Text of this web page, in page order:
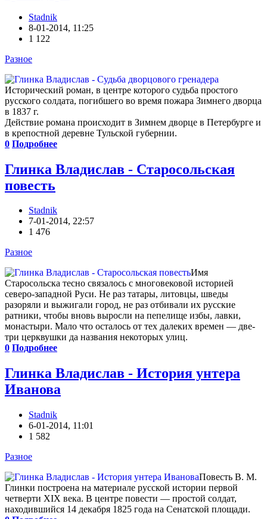
Stadnik
8-01-2014, 11:25
1 122
Разное
Исторический роман, в центре которого судьба простого
русского солдата, погибшего во время пожара Зимнего дворца
в 1837 г.
Действие романа происходит в Зимнем дворце в Петербурге и
в крепостной деревне Тульской губернии.
0 Подробнее
Глинка Владислав - Старосольская
повесть
Stadnik
7-01-2014, 22:57
1 476
Разное
Имя
Старосольска тесно связалось с многовековой историей
северо-западной Руси. Не раз татары, литовцы, шведы
разоряли и выжигали город, не раз отбивали их русские
ратники, чтобы вновь выросли на пепелище избы, лавки,
монастыри. Мало что осталось от тех далеких времен — две-
три церквушки да названия некоторых улиц.
0 Подробнее
Глинка Владислав - История унтера
Иванова
Stadnik
6-01-2014, 11:01
1 582
Разное
Повесть В. М.
Глинки построена на материале русской истории первой
четверти XIX века. В центре повести — простой солдат,
находившийся 14 декабря 1825 года на Сенатской площади.